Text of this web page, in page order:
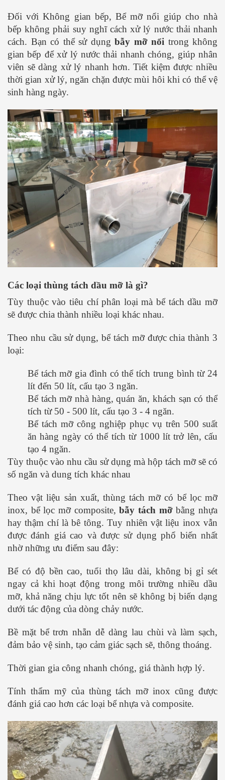
Đối với Không gian bếp, Bể mỡ nổi giúp cho nhà
bếp không phải suy nghĩ cách xử lý nước thải nhanh
cách. Bạn có thể sử dụng bẫy mỡ nổi trong không
gian bếp để xử lý nước thải nhanh chóng, giúp nhân
viên sẽ dàng xử lý nhanh hơn. Tiết kiệm được nhiều
thời gian xử lý, ngăn chặn được mùi hôi khi có thể vệ
sinh hàng ngày.
Các loại thùng tách dầu mỡ là gì?
Tùy thuộc vào tiêu chí phân loại mà bể tách dầu mỡ
sẽ được chia thành nhiều loại khác nhau.
Theo nhu cầu sử dụng, bể tách mỡ được chia thành 3
loại:
Bể tách mỡ gia đình có thể tích trung bình từ 24
lít đến 50 lít, cấu tạo 3 ngăn.
Bể tách mỡ nhà hàng, quán ăn, khách sạn có thể
tích từ 50 - 500 lít, cấu tạo 3 - 4 ngăn.
Bể tách mỡ công nghiệp phục vụ trên 500 suất
ăn hàng ngày có thể tích từ 1000 lít trở lên, cấu
tạo 4 ngăn.
Tùy thuộc vào nhu cầu sử dụng mà hộp tách mỡ sẽ có
số ngăn và dung tích khác nhau
Theo vật liệu sản xuất, thùng tách mỡ có bể lọc mỡ
inox, bể lọc mỡ composite,bẫy tách mỡbằng nhựa
hay thậm chí là bê tông. Tuy nhiên vật liệu inox vẫn
được đánh giá cao và được sử dụng phổ biến nhất
nhờ những ưu điểm sau đây:
Bể có độ bền cao, tuổi thọ lâu dài, không bị gỉ sét
ngay cả khi hoạt động trong môi trường nhiều dầu
mỡ, khả năng chịu lực tốt nên sẽ không bị biến dạng
dưới tác động của dòng chảy nước.
Bề mặt bể trơn nhẵn dễ dàng lau chùi và làm sạch,
đảm bảo vệ sinh, tạo cảm giác sạch sẽ, thông thoáng.
Thời gian gia công nhanh chóng, giá thành hợp lý.
Tính thẩm mỹ của thùng tách mỡ inox cũng được
đánh giá cao hơn các loại bể nhựa và composite.